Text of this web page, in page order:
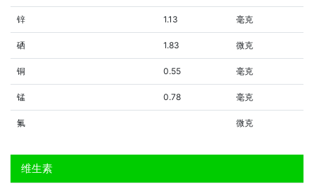
锌 1.13 毫克
硒 1.83 微克
铜 0.55 毫克
锰 0.78 毫克
氟 微克
维生素